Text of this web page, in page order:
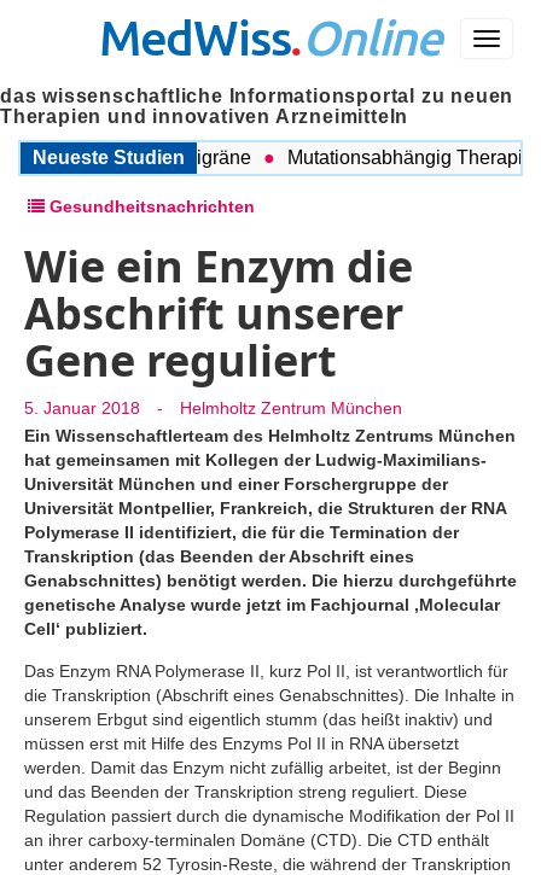
Menü
MedWiss.Online
das wissenschaftliche Informationsportal zu neuen
Therapien und innovativen Arzneimitteln
Neueste Studien
COPD und Migräne Mutationsabhängig Therapie
Gesundheitsnachrichten
Wie ein Enzym die
Abschrift unserer
Gene reguliert
5. Januar 2018 -
Helmholtz Zentrum München
Ein Wissenschaftlerteam des Helmholtz Zentrums München
hat gemeinsamen mit Kollegen der Ludwig-Maximilians-
Universität München und einer Forschergruppe der
Universität Montpellier, Frankreich, die Strukturen der RNA
Polymerase II identifiziert, die für die Termination der
Transkription (das Beenden der Abschrift eines
Genabschnittes) benötigt werden. Die hierzu durchgeführte
genetische Analyse wurde jetzt im Fachjournal ‚Molecular
Cell‘ publiziert.
Das Enzym RNA Polymerase II, kurz Pol II, ist verantwortlich für
die Transkription (Abschrift eines Genabschnittes). Die Inhalte in
unserem Erbgut sind eigentlich stumm (das heißt inaktiv) und
müssen erst mit Hilfe des Enzyms Pol II in RNA übersetzt
werden. Damit das Enzym nicht zufällig arbeitet, ist der Beginn
und das Beenden der Transkription streng reguliert. Diese
Regulation passiert durch die dynamische Modifikation der Pol II
an ihrer carboxy-terminalen Domäne (CTD). Die CTD enthält
unter anderem 52 Tyrosin-Reste, die während der Transkription